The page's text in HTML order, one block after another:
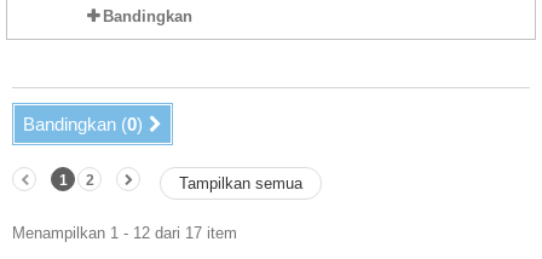
Bandingkan
Bandingkan (0)
Tampilkan semua
1 2
Menampilkan 1 - 12 dari 17 item